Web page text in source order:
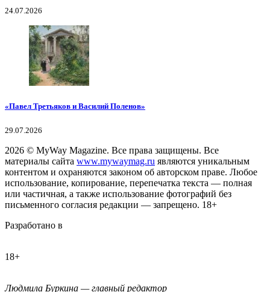
24.07.2026
«Павел Третьяков и Василий Поленов»
29.07.2026
2026 © MyWay Magazine. Все права защищены. Все
материалы сайта www.mywaymag.ru являются уникальным
контентом и охраняются законом об авторском праве. Любое
использование, копирование, перепечатка текста — полная
или частичная, а также использование фотографий без
письменного согласия редакции — запрещено. 18+
Разработано в
18+
Людмила Буркина — главный редактор